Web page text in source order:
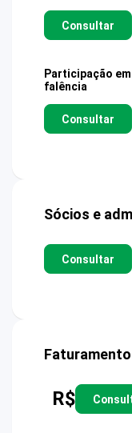
Consultar
Participação em
falência
Consultar
Sócios e
Consultar
Faturamento
R$